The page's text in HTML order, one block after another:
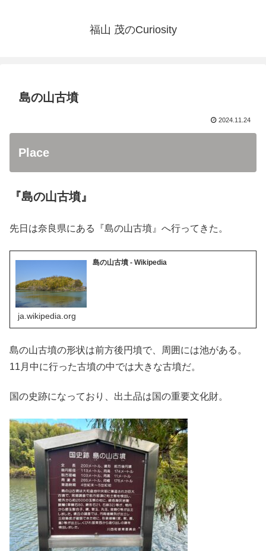
福山 茂のCuriosity
島の山古墳
2024.11.24
Place
『島の山古墳』
先日は奈良県にある『島の山古墳』へ行ってきた。
島の山古墳 - Wikipedia
ja.wikipedia.org
島の山古墳の形状は前方後円墳で、周囲には池がある。
11月中に行った古墳の中では大きな古墳だ。
国の史跡になっており、出土品は国の重要文化財。